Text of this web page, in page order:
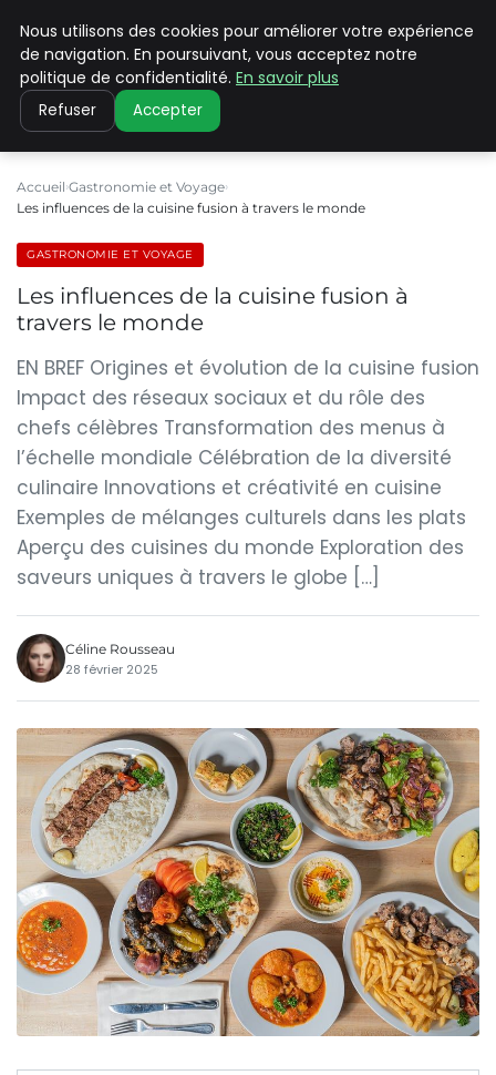
PILAT PATRIMOINES
Accueil Gastronomie et Voyage
Les influences de la cuisine fusion à travers le monde
GASTRONOMIE ET VOYAGE
Les influences de la cuisine fusion à
travers le monde
EN BREF Origines et évolution de la cuisine fusion
Impact des réseaux sociaux et du rôle des
chefs célèbres Transformation des menus à
l’échelle mondiale Célébration de la diversité
culinaire Innovations et créativité en cuisine
Exemples de mélanges culturels dans les plats
Aperçu des cuisines du monde Exploration des
saveurs uniques à travers le globe […]
Céline Rousseau
28 février 2025
Nous utilisons des cookies pour améliorer votre expérience
de navigation. En poursuivant, vous acceptez notre
politique de confidentialité. En savoir plus
Refuser Accepter